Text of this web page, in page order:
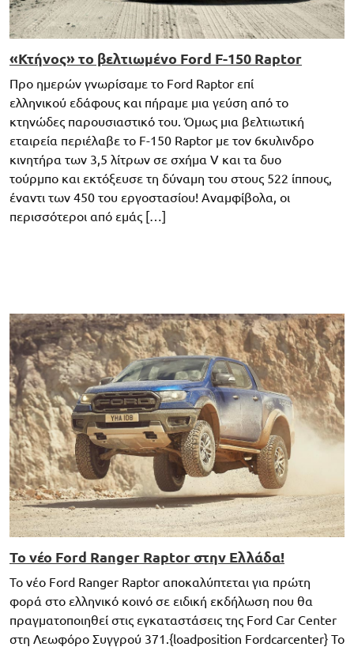
«Κτήνος» το βελτιωμένο Ford F-150 Raptor
Προ ημερών γνωρίσαμε το Ford Raptor επί
ελληνικού εδάφους και πήραμε μια γεύση από το
κτηνώδες παρουσιαστικό του. Όμως μια βελτιωτική
εταιρεία περιέλαβε το F-150 Raptor με τον 6κυλινδρο
κινητήρα των 3,5 λίτρων σε σχήμα V και τα δυο
τούρμπο και εκτόξευσε τη δύναμη του στους 522 ίππους,
έναντι των 450 του εργοστασίου! Αναμφίβολα, οι
περισσότεροι από εμάς […]
Το νέο Ford Ranger Raptor στην Ελλάδα!
Το νέο Ford Ranger Raptor αποκαλύπτεται για πρώτη
φορά στο ελληνικό κοινό σε ειδική εκδήλωση που θα
πραγματοποιηθεί στις εγκαταστάσεις της Ford Car Center
στη Λεωφόρο Συγγρού 371.{loadposition Fordcarcenter} Το